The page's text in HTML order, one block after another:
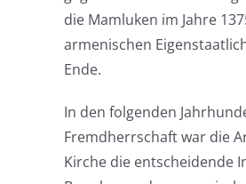
die Mamluken im Jahre
armenischen
Ende.
In den folgenden
Fremdherrschaft war die
Kirche die entscheidende